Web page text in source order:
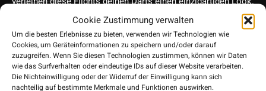
Cookie Zustimmung verwalten
Um die besten Erlebnisse zu bieten, verwenden wir Technologien wie
Cookies, um Geräteinformationen zu speichern und/oder darauf
zuzugreifen. Wenn Sie diesen Technologien zustimmen, können wir Daten
wie das Surfverhalten oder eindeutige IDs auf dieser Website verarbeiten.
Die Nichteinwilligung oder der Widerruf der Einwilligung kann sich
nachteilig auf bestimmte Merkmale und Funktionen auswirken.
Das Standard-Design sorgt für eine stabile Flugbahn deiner
Darts und ermöglicht präzise Würfe. Zeige deine Liebe zu
besonderen Styles und verbessere gleichzeitig deine
Treffsicherheit mit diesen hochwertigen Flights.
• Hersteller: Red Dragon